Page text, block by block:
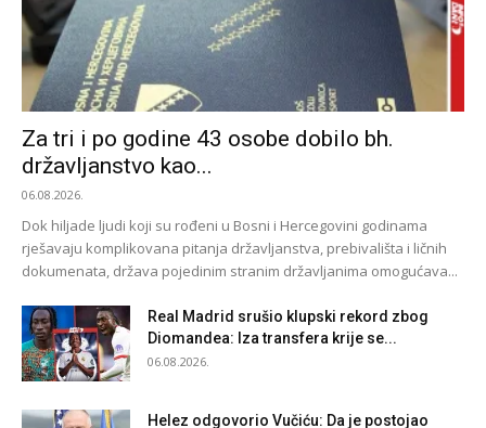
Za tri i po godine 43 osobe dobilo bh.
državljanstvo kao...
06.08.2026.
Dok hiljade ljudi koji su rođeni u Bosni i Hercegovini godinama
rješavaju komplikovana pitanja državljanstva, prebivališta i ličnih
dokumenata, država pojedinim stranim državljanima omogućava...
Real Madrid srušio klupski rekord zbog
Diomandea: Iza transfera krije se...
06.08.2026.
Helez odgovorio Vučiću: Da je postojao